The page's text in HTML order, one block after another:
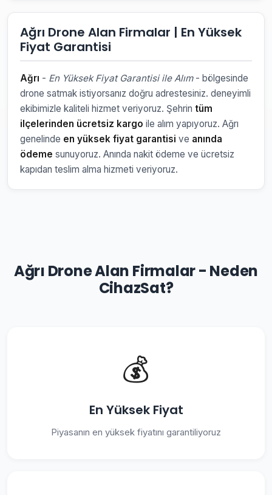
Ağrı Drone Alan Firmalar | En Yüksek
Fiyat Garantisi
Ağrı - En Yüksek Fiyat Garantisi ile Alım- bölgesinde
drone satmak istiyorsanız doğru adrestesiniz. deneyimli
ekibimizle kaliteli hizmet veriyoruz. Şehrin tüm
ilçelerinden ücretsiz kargo ile alım yapıyoruz. Ağrı
genelinde en yüksek fiyat garantisi ve anında
ödeme sunuyoruz. Anında nakit ödeme ve ücretsiz
kapıdan teslim alma hizmeti veriyoruz.
Ağrı Drone Alan Firmalar - Neden
CihazSat?
💰
En Yüksek Fiyat
Piyasanın en yüksek fiyatını garantiliyoruz